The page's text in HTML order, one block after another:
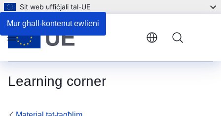
Mur għall-kontenut ewlieni
Sit web uffiċjali tal-UE
Learning corner
Menu